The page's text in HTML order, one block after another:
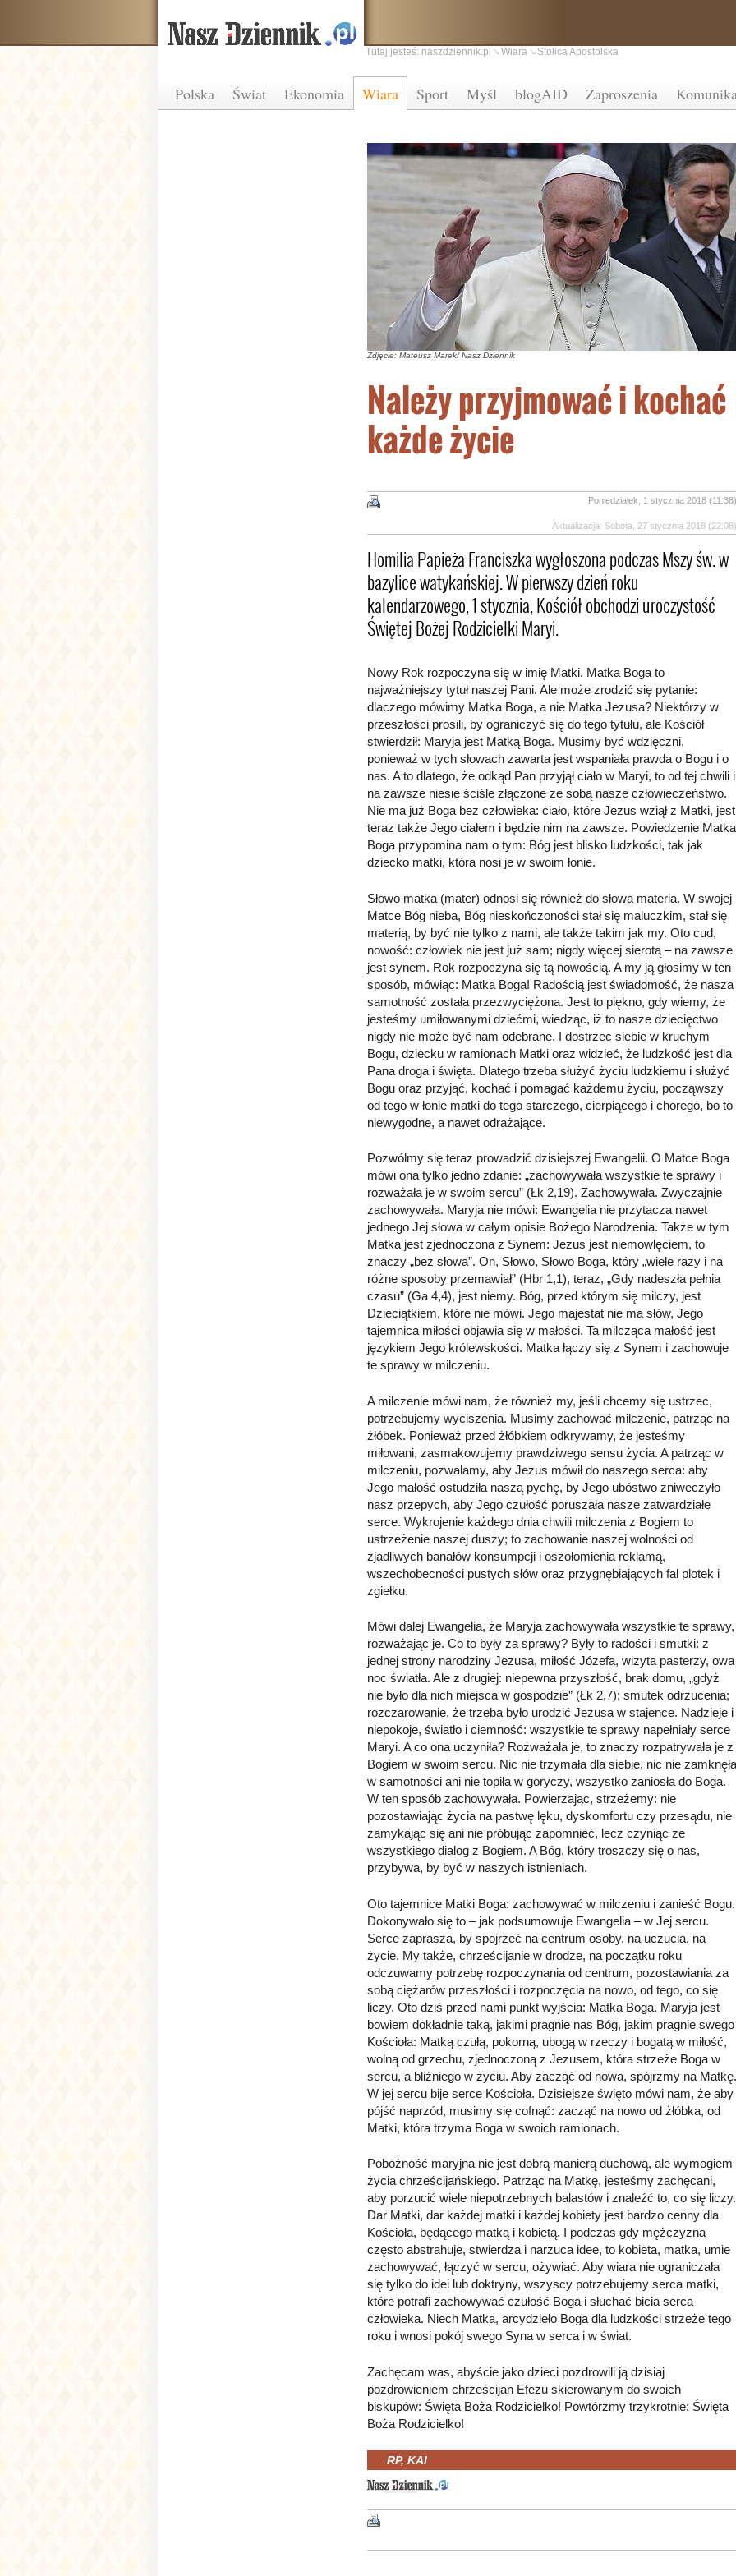
Polska Świat Ekonomia Wiara Sport Myśl blogAID Zaproszenia
Tutaj jesteś: naszdziennik.pl Wiara Stolica Apostolska
Zdjęcie: Mateusz Marek/ Nasz Dziennik
Należy przyjmować i kochać
każde życie
Poniedziałek, 1 stycznia 2018 (11:38)
Aktualizacja: Sobota, 27 stycznia 2018 (22:08)
Homilia Papieża Franciszka wygłoszona podczas Mszy św. w
bazylice watykańskiej. W pierwszy dzień roku
kalendarzowego, 1 stycznia, Kościół obchodzi uroczystość
Świętej Bożej Rodzicielki Maryi.
Nowy Rok rozpoczyna się w imię Matki. Matka Boga to
najważniejszy tytuł naszej Pani. Ale może zrodzić się pytanie:
dlaczego mówimy Matka Boga, a nie Matka Jezusa? Niektórzy w
przeszłości prosili, by ograniczyć się do tego tytułu, ale Kościół
stwierdził: Maryja jest Matką Boga. Musimy być wdzięczni,
ponieważ w tych słowach zawarta jest wspaniała prawda o Bogu i o
nas. A to dlatego, że odkąd Pan przyjął ciało w Maryi, to od tej chwili i
na zawsze niesie ściśle złączone ze sobą nasze człowieczeństwo.
Nie ma już Boga bez człowieka: ciało, które Jezus wziął z Matki, jest
teraz także Jego ciałem i będzie nim na zawsze. Powiedzenie Matka
Boga przypomina nam o tym: Bóg jest blisko ludzkości, tak jak
dziecko matki, która nosi je w swoim łonie.
Słowo matka (mater) odnosi się również do słowa materia. W swojej
Matce Bóg nieba, Bóg nieskończoności stał się maluczkim, stał się
materią, by być nie tylko z nami, ale także takim jak my. Oto cud,
nowość: człowiek nie jest już sam; nigdy więcej sierotą – na zawsze
jest synem. Rok rozpoczyna się tą nowością. A my ją głosimy w ten
sposób, mówiąc: Matka Boga! Radością jest świadomość, że nasza
samotność została przezwyciężona. Jest to piękno, gdy wiemy, że
jesteśmy umiłowanymi dziećmi, wiedząc, iż to nasze dziecięctwo
nigdy nie może być nam odebrane. I dostrzec siebie w kruchym
Bogu, dziecku w ramionach Matki oraz widzieć, że ludzkość jest dla
Pana droga i święta. Dlatego trzeba służyć życiu ludzkiemu i służyć
Bogu oraz przyjąć, kochać i pomagać każdemu życiu, począwszy
od tego w łonie matki do tego starczego, cierpiącego i chorego, bo to
niewygodne, a nawet odrażające.
Pozwólmy się teraz prowadzić dzisiejszej Ewangelii. O Matce Boga
mówi ona tylko jedno zdanie: „zachowywała wszystkie te sprawy i
rozważała je w swoim sercu” (Łk 2,19). Zachowywała. Zwyczajnie
zachowywała. Maryja nie mówi: Ewangelia nie przytacza nawet
jednego Jej słowa w całym opisie Bożego Narodzenia. Także w tym
Matka jest zjednoczona z Synem: Jezus jest niemowlęciem, to
znaczy „bez słowa”. On, Słowo, Słowo Boga, który „wiele razy i na
różne sposoby przemawiał” (Hbr 1,1), teraz, „Gdy nadeszła pełnia
czasu” (Ga 4,4), jest niemy. Bóg, przed którym się milczy, jest
Dzieciątkiem, które nie mówi. Jego majestat nie ma słów, Jego
tajemnica miłości objawia się w małości. Ta milcząca małość jest
językiem Jego królewskości. Matka łączy się z Synem i zachowuje
te sprawy w milczeniu.
A milczenie mówi nam, że również my, jeśli chcemy się ustrzec,
potrzebujemy wyciszenia. Musimy zachować milczenie, patrząc na
żłóbek. Ponieważ przed żłóbkiem odkrywamy, że jesteśmy
miłowani, zasmakowujemy prawdziwego sensu życia. A patrząc w
milczeniu, pozwalamy, aby Jezus mówił do naszego serca: aby
Jego małość ostudziła naszą pychę, by Jego ubóstwo zniweczyło
nasz przepych, aby Jego czułość poruszała nasze zatwardziałe
serce. Wykrojenie każdego dnia chwili milczenia z Bogiem to
ustrzeżenie naszej duszy; to zachowanie naszej wolności od
zjadliwych banałów konsumpcji i oszołomienia reklamą,
wszechobecności pustych słów oraz przygnębiających fal plotek i
zgiełku.
Mówi dalej Ewangelia, że Maryja zachowywała wszystkie te sprawy,
rozważając je. Co to były za sprawy? Były to radości i smutki: z
jednej strony narodziny Jezusa, miłość Józefa, wizyta pasterzy, owa
noc światła. Ale z drugiej: niepewna przyszłość, brak domu, „gdyż
nie było dla nich miejsca w gospodzie” (Łk 2,7); smutek odrzucenia;
rozczarowanie, że trzeba było urodzić Jezusa w stajence. Nadzieje i
niepokoje, światło i ciemność: wszystkie te sprawy napełniały serce
Maryi. A co ona uczyniła? Rozważała je, to znaczy rozpatrywała je z
Bogiem w swoim sercu. Nic nie trzymała dla siebie, nic nie zamknęła
w samotności ani nie topiła w goryczy, wszystko zaniosła do Boga.
W ten sposób zachowywała. Powierzając, strzeżemy: nie
pozostawiając życia na pastwę lęku, dyskomfortu czy przesądu, nie
zamykając się ani nie próbując zapomnieć, lecz czyniąc ze
wszystkiego dialog z Bogiem. A Bóg, który troszczy się o nas,
przybywa, by być w naszych istnieniach.
Oto tajemnice Matki Boga: zachowywać w milczeniu i zanieść Bogu.
Dokonywało się to – jak podsumowuje Ewangelia – w Jej sercu.
Serce zaprasza, by spojrzeć na centrum osoby, na uczucia, na
życie. My także, chrześcijanie w drodze, na początku roku
odczuwamy potrzebę rozpoczynania od centrum, pozostawiania za
sobą ciężarów przeszłości i rozpoczęcia na nowo, od tego, co się
liczy. Oto dziś przed nami punkt wyjścia: Matka Boga. Maryja jest
bowiem dokładnie taką, jakimi pragnie nas Bóg, jakim pragnie swego
Kościoła: Matką czułą, pokorną, ubogą w rzeczy i bogatą w miłość,
wolną od grzechu, zjednoczoną z Jezusem, która strzeże Boga w
sercu, a bliźniego w życiu. Aby zacząć od nowa, spójrzmy na Matkę.
W jej sercu bije serce Kościoła. Dzisiejsze święto mówi nam, że aby
pójść naprzód, musimy się cofnąć: zacząć na nowo od żłóbka, od
Matki, która trzyma Boga w swoich ramionach.
Pobożność maryjna nie jest dobrą manierą duchową, ale wymogiem
życia chrześcijańskiego. Patrząc na Matkę, jesteśmy zachęcani,
aby porzucić wiele niepotrzebnych balastów i znaleźć to, co się liczy.
Dar Matki, dar każdej matki i każdej kobiety jest bardzo cenny dla
Kościoła, będącego matką i kobietą. I podczas gdy mężczyzna
często abstrahuje, stwierdza i narzuca idee, to kobieta, matka, umie
zachowywać, łączyć w sercu, ożywiać. Aby wiara nie ograniczała
się tylko do idei lub doktryny, wszyscy potrzebujemy serca matki,
które potrafi zachowywać czułość Boga i słuchać bicia serca
człowieka. Niech Matka, arcydzieło Boga dla ludzkości strzeże tego
roku i wnosi pokój swego Syna w serca i w świat.
Zachęcam was, abyście jako dzieci pozdrowili ją dzisiaj
pozdrowieniem chrześcijan Efezu skierowanym do swoich
biskupów: Święta Boża Rodzicielko! Powtórzmy trzykrotnie: Święta
Boża Rodzicielko!
RP, KAI